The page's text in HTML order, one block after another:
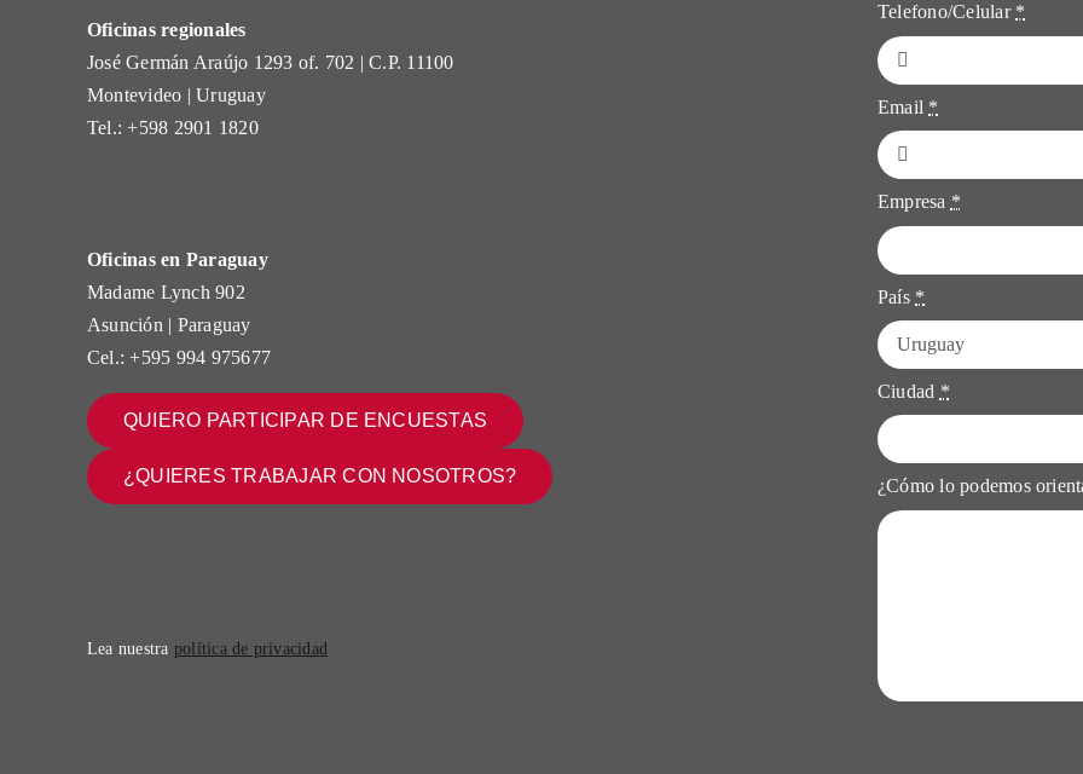
Oficinas regionales
José Germán Araújo 1293 of. 702 | C.P. 11100
Montevideo | Uruguay
Tel.: +598 2901 1820
Oficinas en Paraguay
Madame Lynch 902
Asunción | Paraguay
Cel.: +595 994 975677
QUIERO PARTICIPAR DE ENCUESTAS
¿QUIERES TRABAJAR CON NOSOTROS?
Lea nuestra política de privacidad
Telefono/Celular *
Email *
Empresa *
País *
Ciudad *
¿Cómo lo podemos